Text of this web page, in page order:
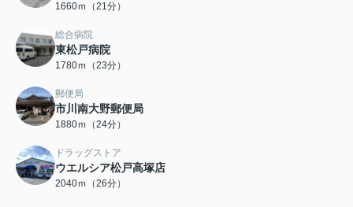
1660ｍ（21分）
総合病院
東松戸病院
1780ｍ（23分）
郵便局
市川南大野郵便局
1880ｍ（24分）
ドラッグストア
ウエルシア松戸高塚店
2040ｍ（26分）